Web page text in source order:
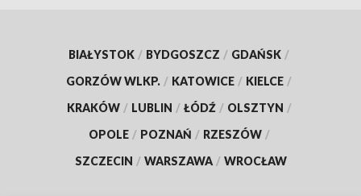
BIAŁYSTOK / BYDGOSZCZ / GDAŃSK /
GORZÓW WLKP. / KATOWICE / KIELCE /
KRAKÓW / LUBLIN / ŁÓDŹ / OLSZTYN /
OPOLE / POZNAŃ / RZESZÓW /
SZCZECIN / WARSZAWA / WROCŁAW